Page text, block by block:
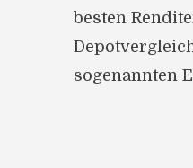
besten
sogenannten